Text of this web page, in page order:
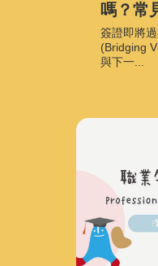
嗎？常
簽證即將
(Bridging
與下一...